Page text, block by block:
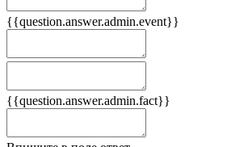
{{question.answer.admin.event}}
{{question.answer.admin.fact}}